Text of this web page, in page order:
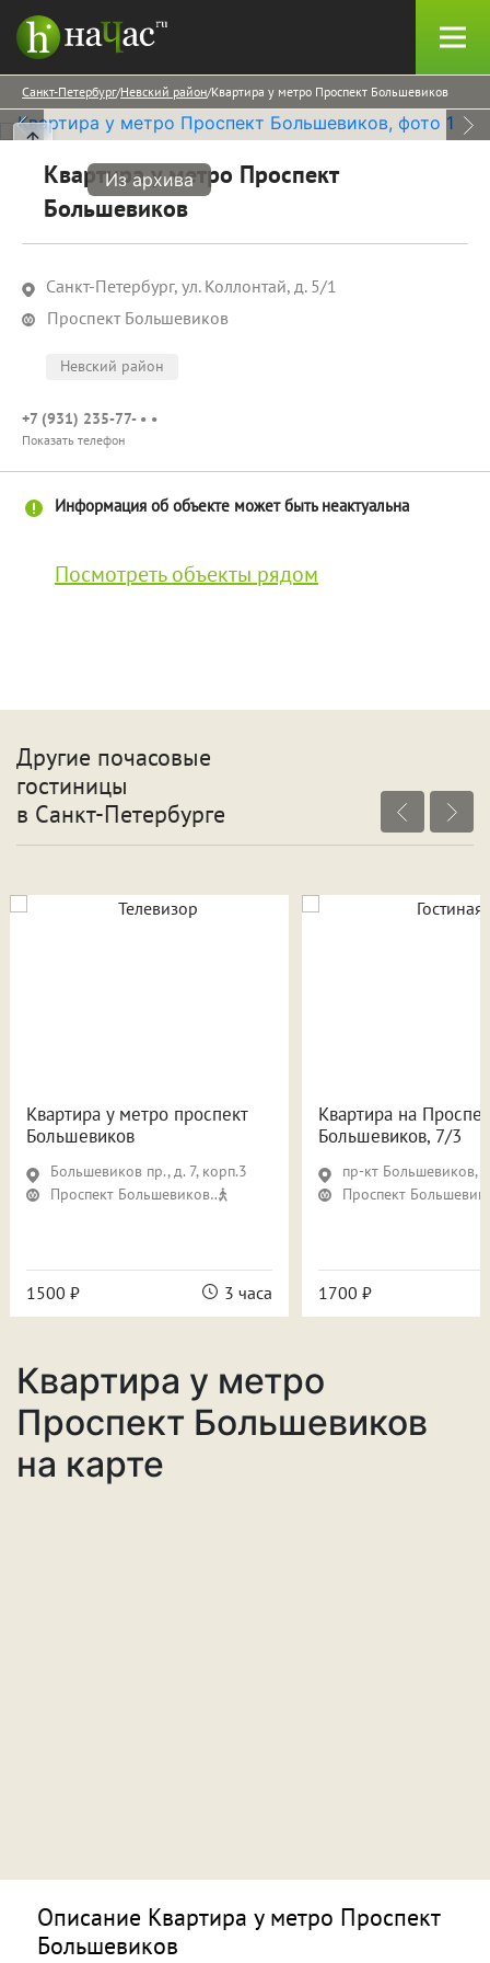
Санкт-Петербург Невский район Квартира у метро Проспект Большевиков
Из архива
Квартира у метро Проспект
Большевиков
Санкт-Петербург, ул. Коллонтай, д. 5/1
Проспект Большевиков
Невский район
+7 (931) 235-77- • •
Показать телефон
Информация об объекте может быть неактуальна
Посмотреть объекты рядом
Другие почасовые
гостиницы
в Санкт-Петербурге
Квартира у метро проспект
Большевиков
Большевиков пр., д. 7, корп.3
Проспект Большевиков
1500 ₽ 3 часа
Квартира на
Большевиков, 7/3
пр-кт Большевиков,
Проспект
1700 ₽
Квартира у метро
Проспект Большевиков
на карте
Описание Квартира у метро Проспект
Большевиков